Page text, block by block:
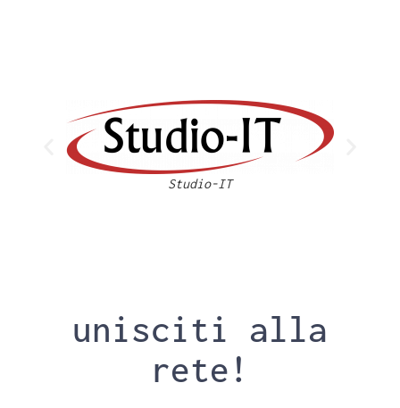
Studio-IT
unisciti alla
rete!